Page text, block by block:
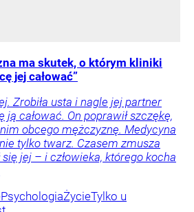
ma skutek, o którym kliniki
jej całować”
Zrobiła usta i nagle jej partner
ją całować. On poprawił szczękę,
obcego mężczyznę. Medycyna
tylko twarz. Czasem zmusza
jej – i człowieka, którego kocha
PsychologiaŻycieTylko u